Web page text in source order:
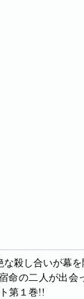
殺し合いが幕
命の二人が出
第１巻!!